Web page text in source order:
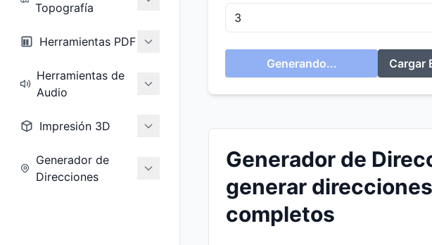
Topografía
Herramientas PDF
Herramientas de
Audio
Impresión 3D
Generador de
Direcciones
Generando... Cargar
Generador de
generar
completos